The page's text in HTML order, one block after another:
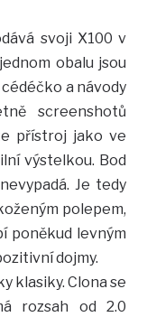
svoji X100 v
obalu jsou
a návody
screenshotů
přístroj jako ve
výstelkou. Bod
Je tedy
polepem,
poněkud levným
dojmy.
klasiky. Clona se
rozsah od 2.0